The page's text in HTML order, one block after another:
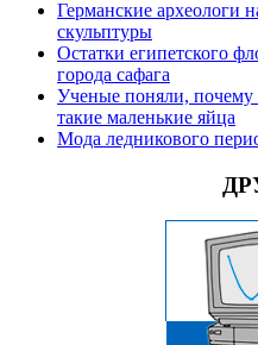
Германские археологи
скульптуры
Остатки египетского
города сафага
Ученые поняли, почему
такие маленькие яйца
Мода ледникового